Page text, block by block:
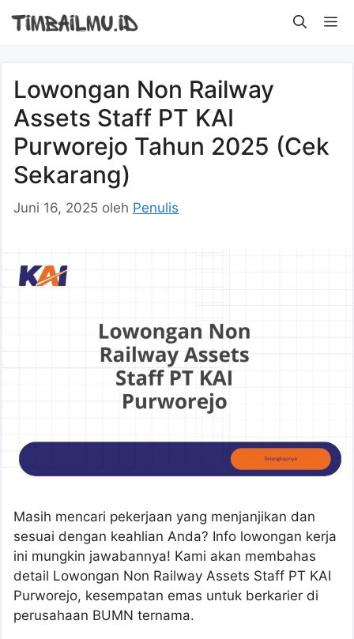
Lowongan Non Railway
Assets Staff PT KAI
Purworejo Tahun 2025 (Cek
Sekarang)
Juni 16, 2025 oleh Penulis
Masih mencari pekerjaan yang menjanjikan dan
sesuai dengan keahlian Anda? Info lowongan kerja
ini mungkin jawabannya! Kami akan membahas
detail Lowongan Non Railway Assets Staff PT KAI
Purworejo, kesempatan emas untuk berkarier di
perusahaan BUMN ternama.